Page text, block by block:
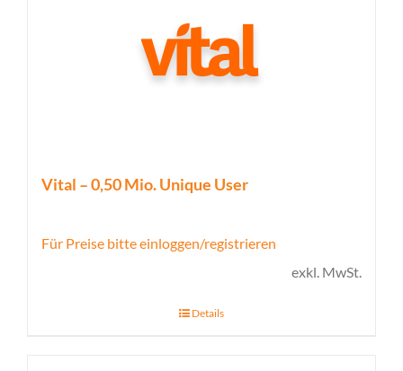
Vital – 0,50 Mio. Unique User
Für Preise bitte einloggen/registrieren
exkl. MwSt.
Details